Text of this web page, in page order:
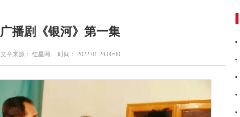
广播剧《银河》第一集
文章来源： 红星网 时间： 2022-01-24 00:00